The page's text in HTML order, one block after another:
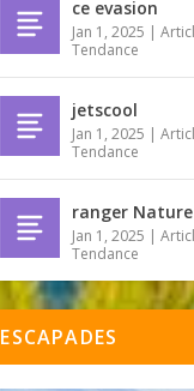
ce evasion
Jan 1, 2025 |
Tendance
jetscool
Jan 1, 2025 |
Tendance
ranger Nature
Jan 1, 2025 |
Tendance
ESCAPADES